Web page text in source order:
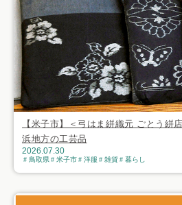
【米子市】＜弓はま絣織元 ごとう絣
浜地方の工芸品
2026.07.30
鳥取県 米子市 洋服 雑貨 暮らし